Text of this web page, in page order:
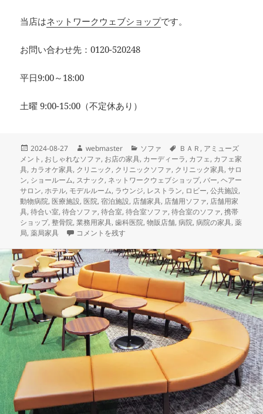
当店はネットワークウェブショップです。
お問い合わせ先：0120-520248
平日9:00～18:00
土曜 9:00-15:00（不定休あり）
投
稿
日:
2024-08-27
作
成
者
webmaster
カ
テ
ゴ
リ
ー
ソファ
タ
グ
ＢＡＲ , アミューズ
メント , おしゃれなソファ, お店の家具, カーディーラ, カフェ, カフェ家
具, カラオケ家具, クリニック, クリニックソファ, クリニック家具,サロ
ン, ショールーム, スナック, ネットワークウェブショップ,バー,ヘアー
サロン,ホテル, モデルルーム, ラウンジ, レストラン, ロビー,公共施設,
動物病院,医療施設,医院,宿泊施設, 店舗家具, 店舗用ソファ, 店舗用家
具,待合い室,待合ソファ,待合室,待合室ソファ,待合室のソファ,携帯
ショップ,整骨院,業務用家具,歯科医院,物販店舗,病院,病院の家具,薬
局,薬局家具 本日納品の店舗家具 自由自在にレイアウト可能なクリ
コメントを残す